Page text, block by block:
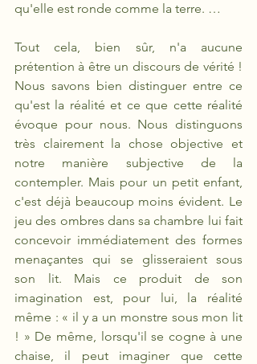
qu'elle est ronde comme la terre. …
Tout cela, bien sûr, n'a aucune
prétention à être un discours de vérité !
Nous savons bien distinguer entre ce
qu'est la réalité et ce que cette réalité
évoque pour nous. Nous distinguons
très clairement la chose objective et
notre manière subjective de la
contempler. Mais pour un petit enfant,
c'est déjà beaucoup moins évident. Le
jeu des ombres dans sa chambre lui fait
concevoir immédiatement des formes
menaçantes qui se glisseraient sous
son lit. Mais ce produit de son
imagination est, pour lui, la réalité
même : « il y a un monstre sous mon lit
! » De même, lorsqu'il se cogne à une
chaise, il peut imaginer que cette